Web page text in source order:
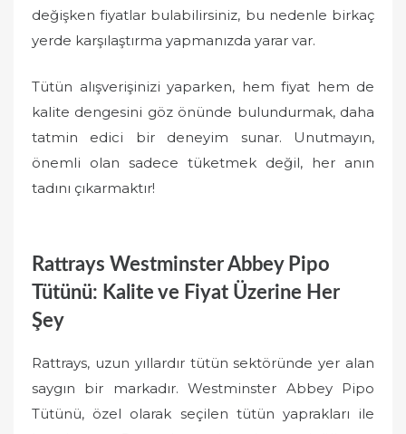
değişken fiyatlar bulabilirsiniz, bu nedenle birkaç
yerde karşılaştırma yapmanızda yarar var.
Tütün alışverişinizi yaparken, hem fiyat hem de
kalite dengesini göz önünde bulundurmak, daha
tatmin edici bir deneyim sunar. Unutmayın,
önemli olan sadece tüketmek değil, her anın
tadını çıkarmaktır!
Rattrays Westminster Abbey Pipo
Tütünü: Kalite ve Fiyat Üzerine Her
Şey
Rattrays, uzun yıllardır tütün sektöründe yer alan
saygın bir markadır. Westminster Abbey Pipo
Tütünü, özel olarak seçilen tütün yaprakları ile